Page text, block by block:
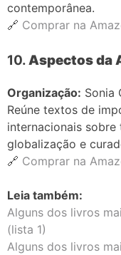
contemporânea.
🔗 Comprar na
10.Aspectos da
Organização: Sonia
Reúne textos de
internacionais
globalização e
🔗 Comprar na
Leia também:
Alguns dos livros
(lista 1)
Alguns dos livros